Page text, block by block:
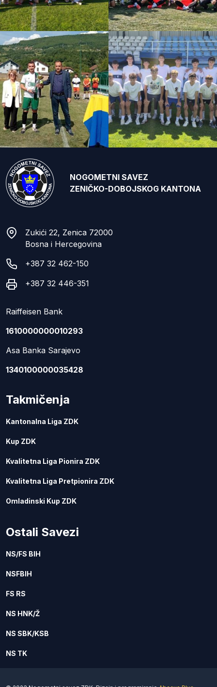
NOGOMETNI SAVEZ
ZENIČKO-DOBOJSKOG KANTONA
Zukići 22, Zenica 72000
Bosna i Hercegovina
+387 32 462-150
+387 32 446-351
Raiffeisen Bank
1610000000010293
Asa Banka Sarajevo
1340100000035428
Takmičenja
Kantonalna Liga ZDK
Kup ZDK
Kvalitetna Liga Pionira ZDK
Kvalitetna Liga Pretpionira ZDK
Omladinski Kup ZDK
Ostali Savezi
NS/FS BIH
NSFBIH
FS RS
NS HNK/Ž
NS SBK/KSB
NS TK